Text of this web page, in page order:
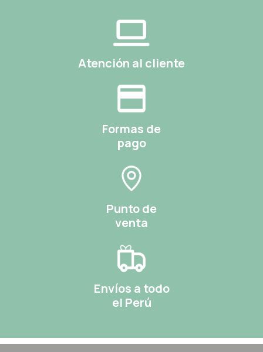
Atención al cliente
Formas de
pago
Punto de
venta
Envíos a todo
el Perú